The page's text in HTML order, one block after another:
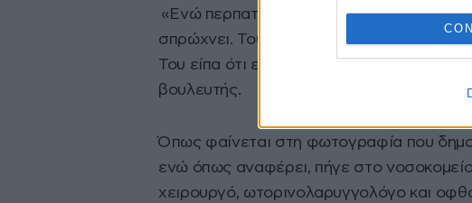
«Ενώ περπατούσα στα δεξιά της
σπρώχνει. Του λέω “μη με σπρώχνεις”,
Του είπα ότι είμαι βουλευτής και η
βουλευτής.
Όπως φαίνεται στη φωτογραφία που
ενώ όπως αναφέρει, πήγε στο
χειρουργό, ωτορινολαρυγγολόγο και